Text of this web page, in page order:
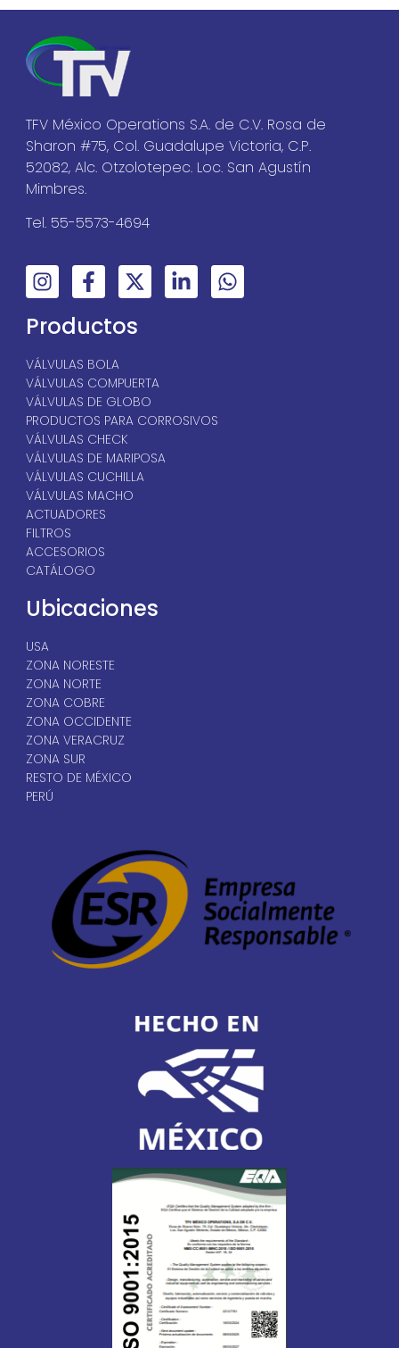
TFV México Operations S.A. de C.V. Rosa de
Sharon #75, Col. Guadalupe Victoria, C.P.
52082, Alc. Otzolotepec. Loc. San Agustín
Mimbres.
Tel. 55-5573-4694
Productos
VÁLVULAS BOLA
VÁLVULAS COMPUERTA
VÁLVULAS DE GLOBO
PRODUCTOS PARA CORROSIVOS
VÁLVULAS CHECK
VÁLVULAS DE MARIPOSA
VÁLVULAS CUCHILLA
VÁLVULAS MACHO
ACTUADORES
FILTROS
ACCESORIOS
CATÁLOGO
Ubicaciones
USA
ZONA NORESTE
ZONA NORTE
ZONA COBRE
ZONA OCCIDENTE
ZONA VERACRUZ
ZONA SUR
RESTO DE MÉXICO
PERÚ